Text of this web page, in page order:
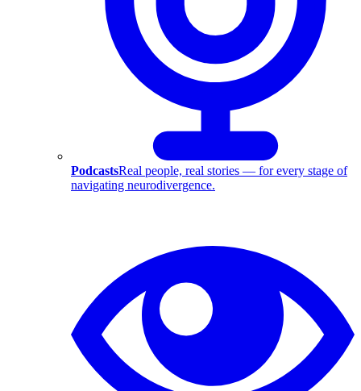
PodcastsReal people, real stories — for every stage of
navigating neurodivergence.